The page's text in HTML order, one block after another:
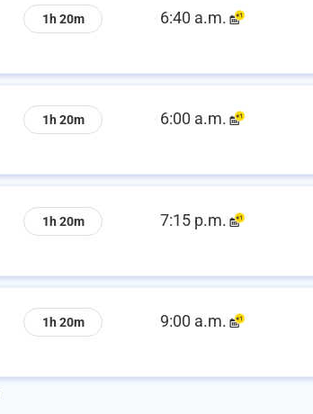
1h 20m 6:40 a.m.
1h 20m 6:00 a.m.
1h 20m 7:15 p.m.
1h 20m 9:00 a.m.